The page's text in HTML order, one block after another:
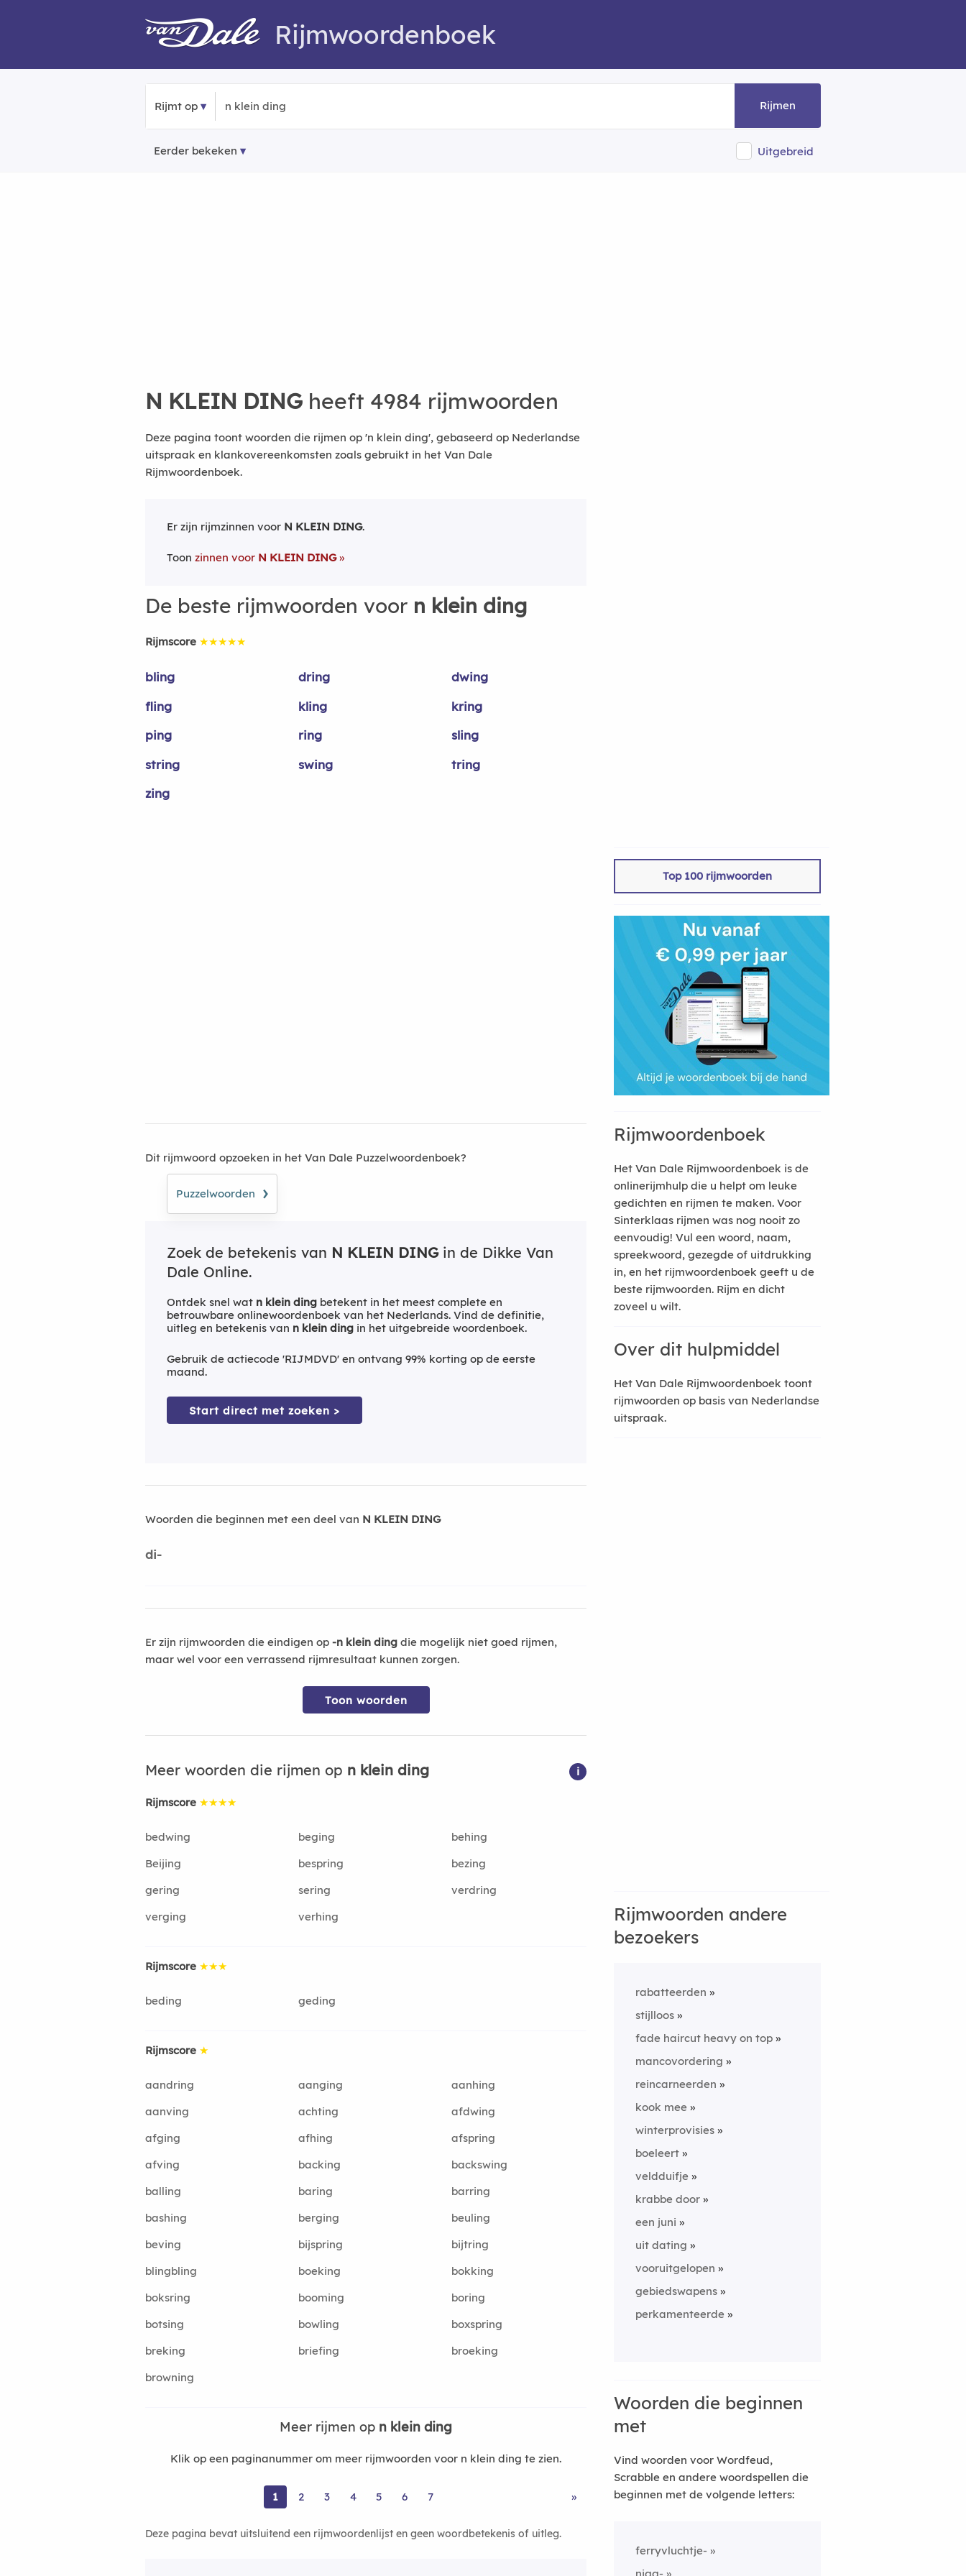
Rijmwoordenboek
Rijmt op Rijmen
Eerder bekeken Uitgebreid
N KLEIN DING heeft 4984 rijmwoorden
Deze pagina toont woorden die rijmen op 'n klein ding', gebaseerd op Nederlandse
uitspraak en klankovereenkomsten zoals gebruikt in het Van Dale
Rijmwoordenboek.
Er zijn rijmzinnen voor N KLEIN DING.
Toon zinnen voor N KLEIN DING
De beste rijmwoorden voor n klein ding
Rijmscore ★★★★★
bling dring
dwing
fling
kling
kring
ping
ring
sling
string
swing
tring
zing
Dit rijmwoord opzoeken in het Van Dale Puzzelwoordenboek?
Puzzelwoorden ›
Zoek de betekenis van N KLEIN DINGin de Dikke Van
Dale Online.
Ontdek snel wat n klein ding betekent in het meest complete en
betrouwbare onlinewoordenboek van het Nederlands. Vind de definitie,
uitleg en betekenis van n klein ding in het uitgebreide woordenboek.
Gebruik de actiecode 'RIJMDVD' en ontvang 99% korting op de eerste
maand.
Start direct met zoeken >
Woorden die beginnen met een deel van N KLEIN DING
di-
Er zijn rijmwoorden die eindigen op -n klein ding die mogelijk niet goed rijmen,
maar wel voor een verrassend rijmresultaat kunnen zorgen.
Toon woorden
Meer woorden die rijmen op n klein ding i
Rijmscore ★★★★
bedwing beging
behing
Beijing
bespring
bezing
gering
sering
verdring
verging
verhing
Rijmscore ★★★
beding geding
Rijmscore ★
aandring aanging
aanhing
aanving
achting
afdwing
afging
afhing
afspring
afving
backing
backswing
balling
baring
barring
bashing
berging
beuling
beving
bijspring
bijtring
blingbling
boeking
bokking
boksring
booming
boring
botsing
bowling
boxspring
breking
briefing
broeking
browning
Meer rijmen op n klein ding
Klik op een paginanummer om meer rijmwoorden voor n klein ding te zien.
1 2 3 4 5 6 7 »
Deze pagina bevat uitsluitend een rijmwoordenlijst en geen woordbetekenis of uitleg.
Top 100 rijmwoorden
Rijmwoordenboek
Het Van Dale Rijmwoordenboek is de
onlinerijmhulp die u helpt om leuke
gedichten en rijmen te maken. Voor
Sinterklaas rijmen was nog nooit zo
eenvoudig! Vul een woord, naam,
spreekwoord, gezegde of uitdrukking
in, en het rijmwoordenboek geeft u de
beste rijmwoorden. Rijm en dicht
zoveel u wilt.
Over dit hulpmiddel
Het Van Dale Rijmwoordenboek toont
rijmwoorden op basis van Nederlandse
uitspraak.
Rijmwoorden andere
bezoekers
rabatteerden
stijlloos
fade haircut heavy on top
mancovordering
reincarneerden
kook mee
winterprovisies
boeleert
veldduifje
krabbe door
een juni
uit dating
vooruitgelopen
gebiedswapens
perkamenteerde
Woorden die beginnen
met
Vind woorden voor Wordfeud,
Scrabble en andere woordspellen die
beginnen met de volgende letters:
ferryvluchtje-